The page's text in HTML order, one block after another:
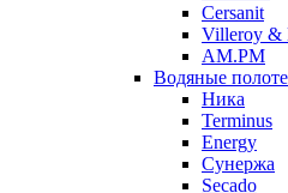
Cersanit
Villeroy &
AM.PM
Водяные
Ника
Terminus
Energy
Сунержа
Secado